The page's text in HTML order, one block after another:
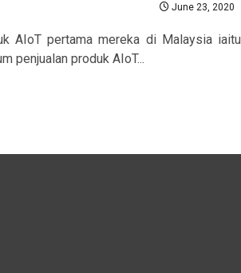
June 23, 2020
AIoT pertama mereka di Malaysia iaitu
penjualan produk AIoT...